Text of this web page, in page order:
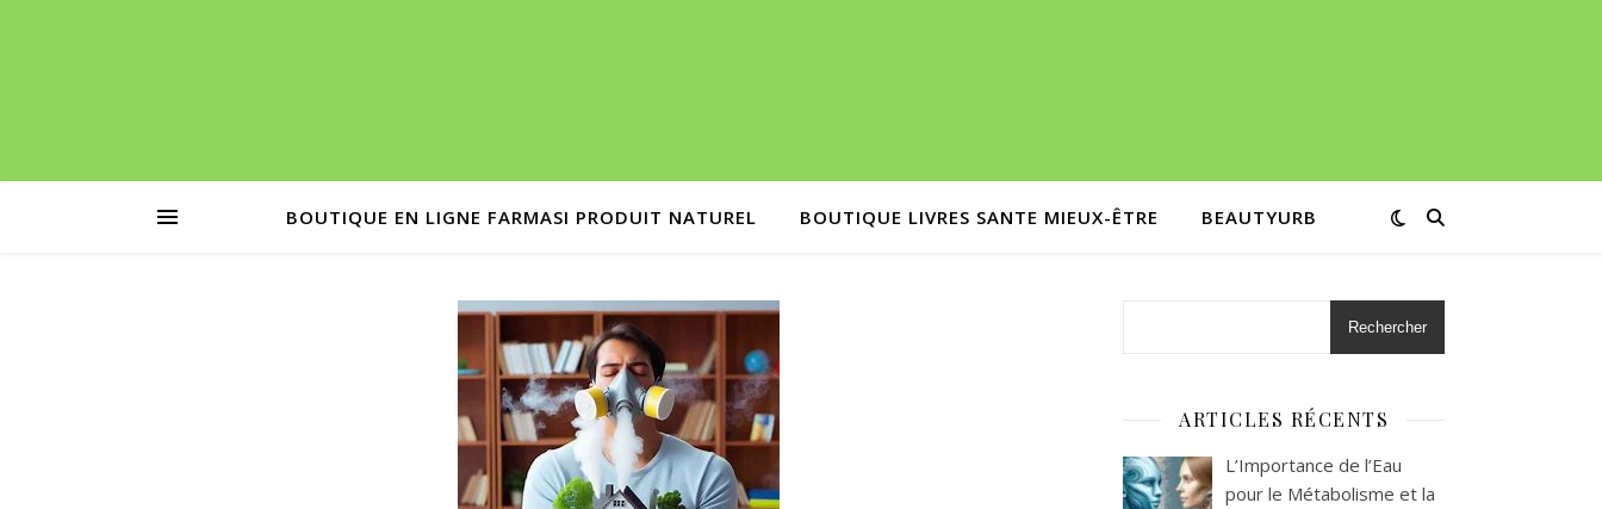
BOUTIQUE EN LIGNE FARMASI PRODUIT NATUREL BOUTIQUE LIVRES SANTE MIEUX-ÊTRE BEAUTYURB
Rechercher
ARTICLES RÉCENTS
L’Importance de l’Eau
pour le Métabolisme et la